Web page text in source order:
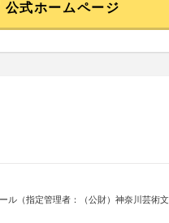
公式ホームページ
ル（指定管理者：（公財）神奈川芸術文